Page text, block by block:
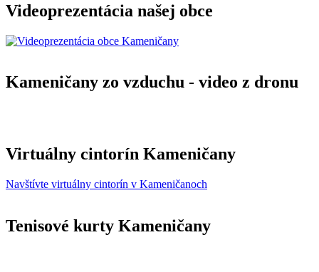
Videoprezentácia našej obce
Kameničany zo vzduchu - video z dronu
Virtuálny cintorín Kameničany
Navštívte virtuálny cintorín v Kameničanoch
Tenisové kurty Kameničany